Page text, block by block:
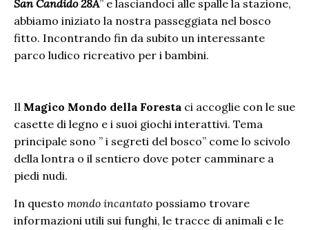
San Candido 28A” e lasciandoci alle spalle la stazione,
abbiamo iniziato la nostra passeggiata nel bosco
fitto. Incontrando fin da subito un interessante
parco ludico ricreativo per i bambini.
Il Magico Mondo della Foresta ci accoglie con le sue
casette di legno e i suoi giochi interattivi. Tema
principale sono ” i segreti del bosco” come lo scivolo
della lontra o il sentiero dove poter camminare a
piedi nudi.
In questo mondo incantato possiamo trovare
informazioni utili sui funghi, le tracce di animali e le